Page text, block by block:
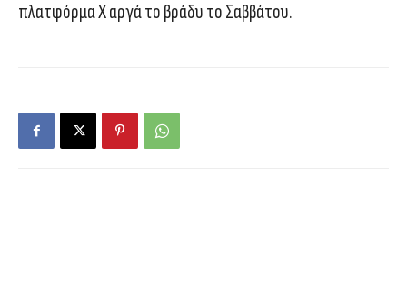
πλατφόρμα Χ αργά το βράδυ το Σαββάτου.